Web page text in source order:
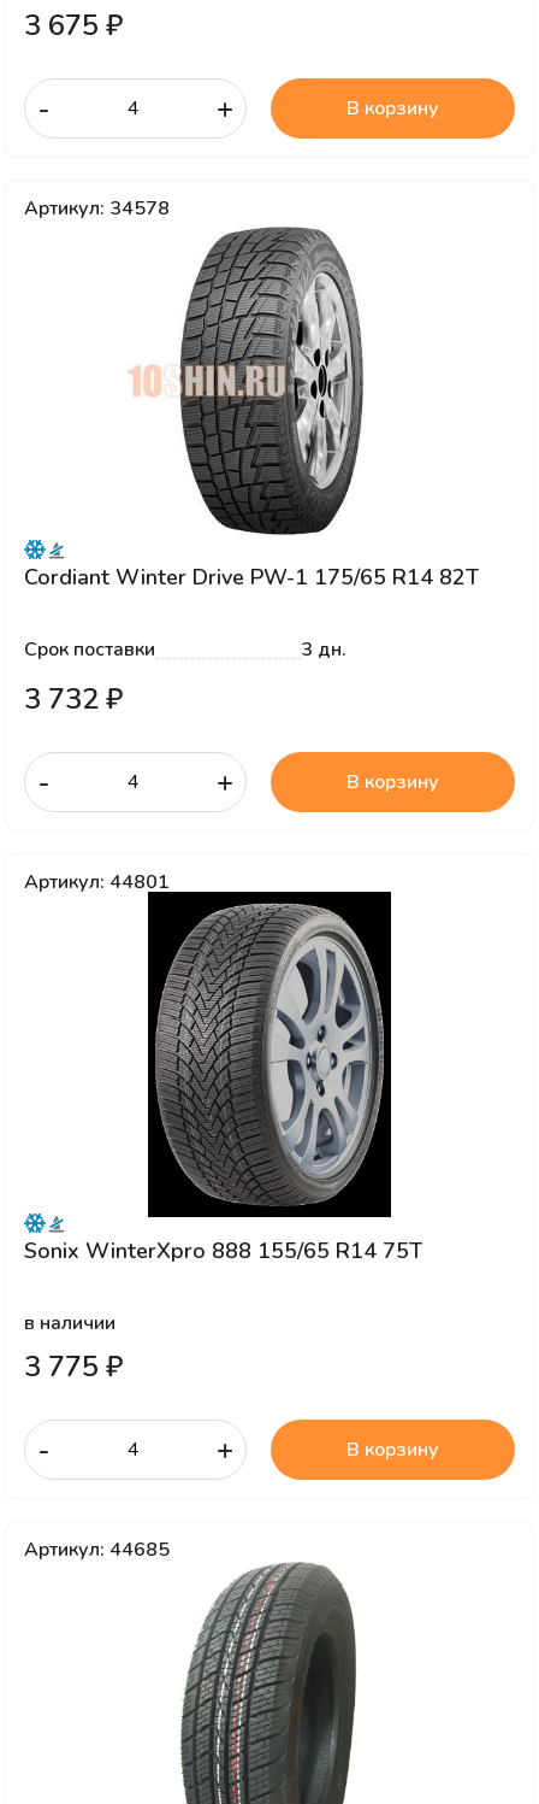
3 675 ₽
- + В корзину
Артикул: 34578
Cordiant Winter Drive PW-1 175/65 R14 82T
Срок поставки 3 дн.
3 732 ₽
- + В корзину
Артикул: 44801
Sonix WinterXpro 888 155/65 R14 75T
в наличии
3 775 ₽
- + В корзину
Артикул: 44685